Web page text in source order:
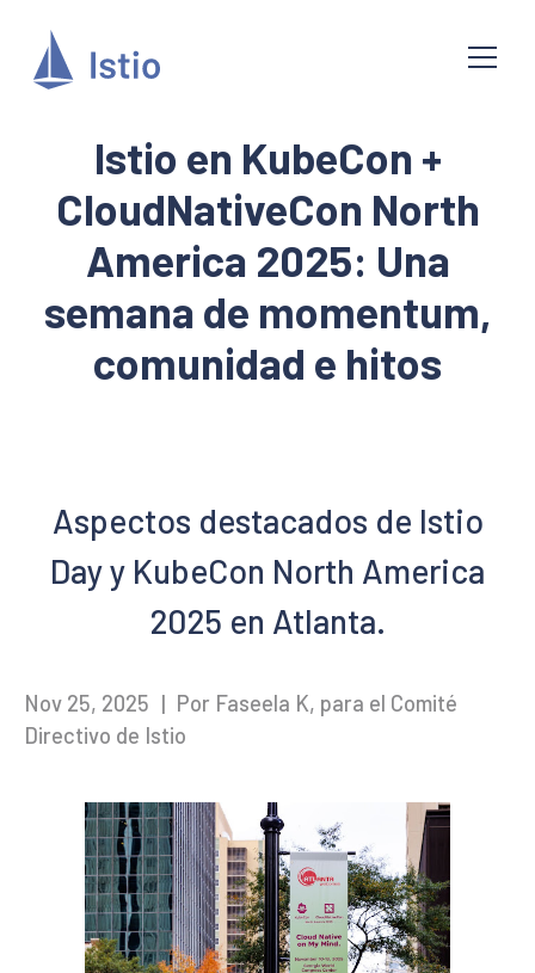
Istio en KubeCon +
CloudNativeCon North
America 2025: Una
semana de momentum,
comunidad e hitos
Aspectos destacados de Istio
Day y KubeCon North America
2025 en Atlanta.
Nov 25, 2025 | Por Faseela K, para el Comité
Directivo de Istio